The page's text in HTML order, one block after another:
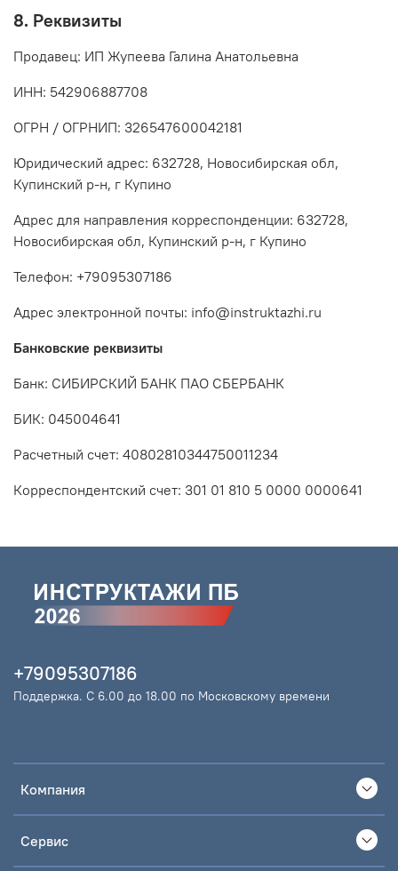
8. Реквизиты
Продавец: ИП Жупеева Галина Анатольевна
ИНН: 542906887708
ОГРН / ОГРНИП: 326547600042181
Юридический адрес: 632728, Новосибирская обл,
Купинский р-н, г Купино
Адрес для направления корреспонденции: 632728,
Новосибирская обл, Купинский р-н, г Купино
Телефон: +79095307186
Адрес электронной почты: info@instruktazhi.ru
Банковские реквизиты
Банк: СИБИРСКИЙ БАНК ПАО СБЕРБАНК
БИК: 045004641
Расчетный счет: 40802810344750011234
Корреспондентский счет: 301 01 810 5 0000 0000641
Компания
Сервис
+79095307186
Поддержка. С 6.00 до 18.00 по Московскому времени